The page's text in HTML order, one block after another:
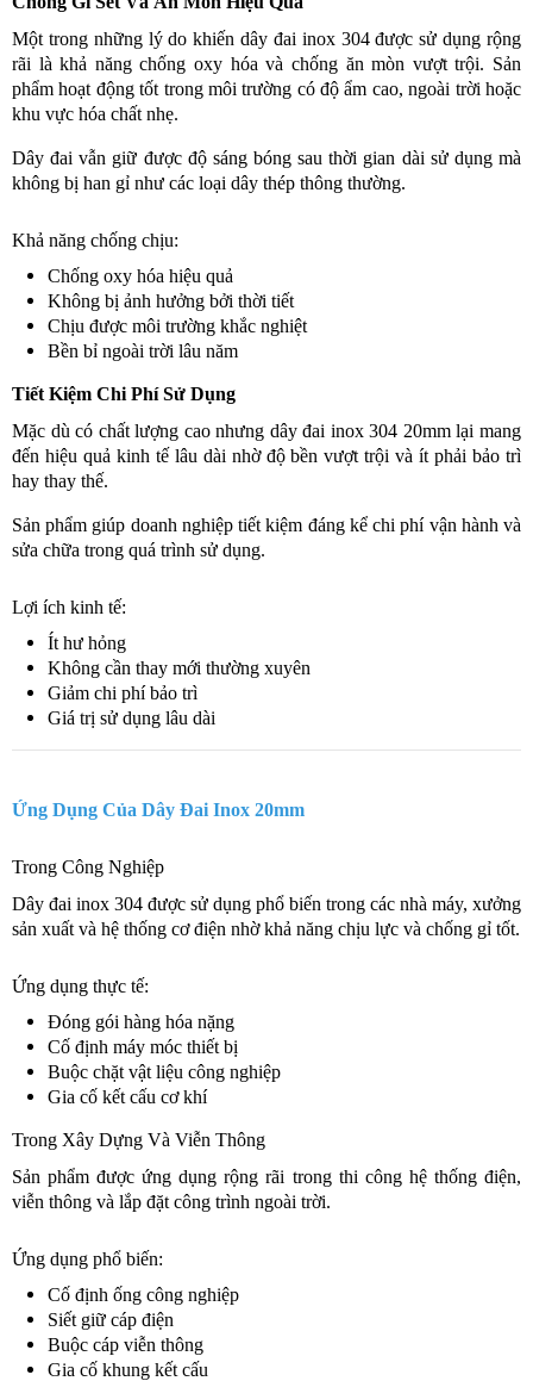
Một trong những lý do khiến dây đai inox 304 được sử dụng rộng
rãi là khả năng chống oxy hóa và chống ăn mòn vượt trội. Sản
phẩm hoạt động tốt trong môi trường có độ ẩm cao, ngoài trời hoặc
khu vực hóa chất nhẹ.
Dây đai vẫn giữ được độ sáng bóng sau thời gian dài sử dụng mà
không bị han gỉ như các loại dây thép thông thường.
Khả năng chống chịu:
Chống oxy hóa hiệu quả
Không bị ảnh hưởng bởi thời tiết
Chịu được môi trường khắc nghiệt
Bền bỉ ngoài trời lâu năm
Tiết Kiệm Chi Phí Sử Dụng
Mặc dù có chất lượng cao nhưng dây đai inox 304 20mm lại mang
đến hiệu quả kinh tế lâu dài nhờ độ bền vượt trội và ít phải bảo trì
hay thay thế.
Sản phẩm giúp doanh nghiệp tiết kiệm đáng kể chi phí vận hành và
sửa chữa trong quá trình sử dụng.
Lợi ích kinh tế:
Ít hư hỏng
Không cần thay mới thường xuyên
Giảm chi phí bảo trì
Giá trị sử dụng lâu dài
Ứng Dụng Của Dây Đai Inox 20mm
Trong Công Nghiệp
Dây đai inox 304 được sử dụng phổ biến trong các nhà máy, xưởng
sản xuất và hệ thống cơ điện nhờ khả năng chịu lực và chống gỉ tốt.
Ứng dụng thực tế:
Đóng gói hàng hóa nặng
Cố định máy móc thiết bị
Buộc chặt vật liệu công nghiệp
Gia cố kết cấu cơ khí
Trong Xây Dựng Và Viễn Thông
Sản phẩm được ứng dụng rộng rãi trong thi công hệ thống điện,
viễn thông và lắp đặt công trình ngoài trời.
Ứng dụng phổ biến:
Cố định ống công nghiệp
Siết giữ cáp điện
Buộc cáp viễn thông
Gia cố khung kết cấu